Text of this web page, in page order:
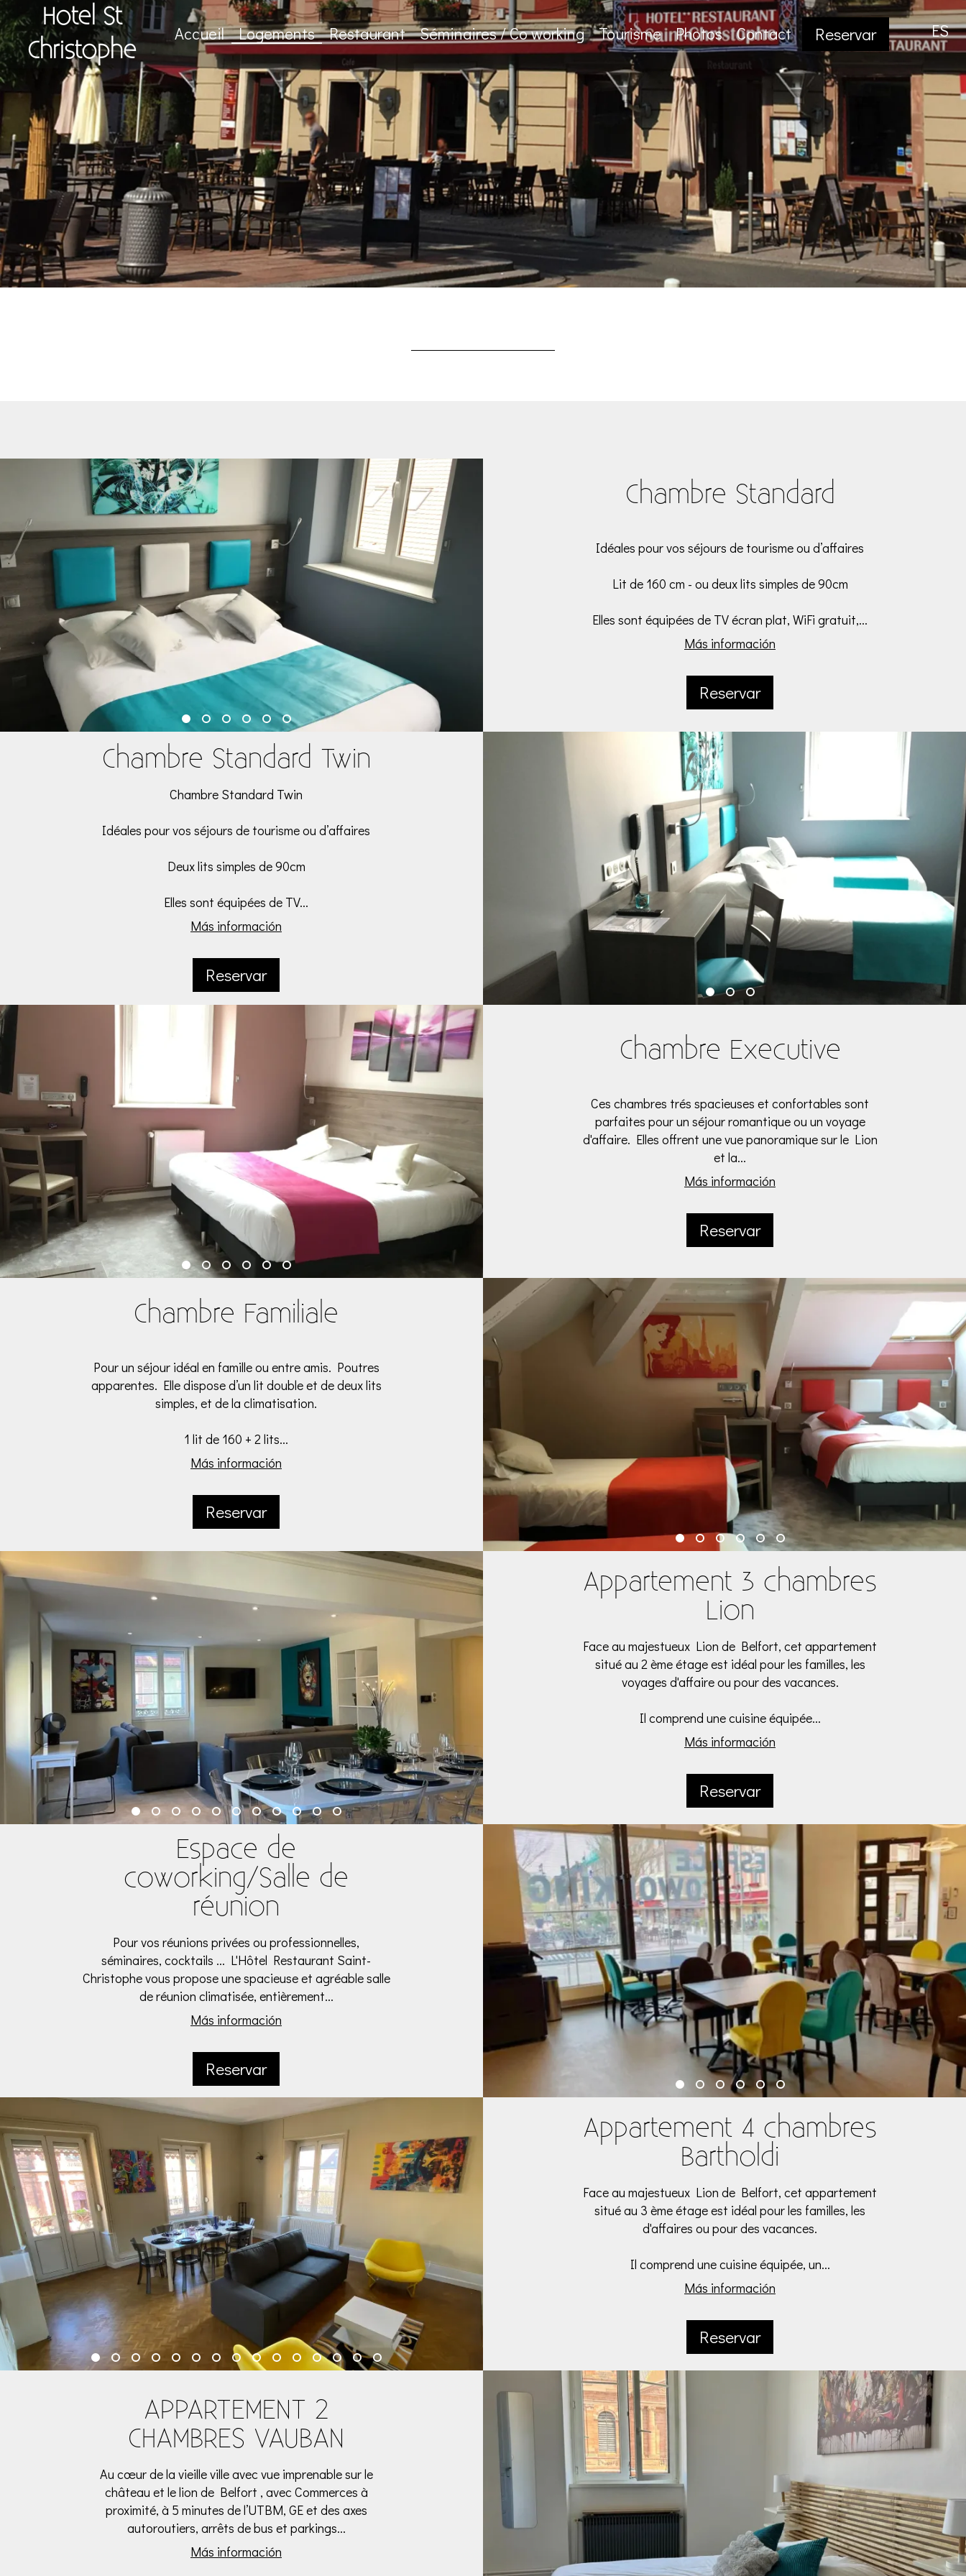
Hotel St
Christophe
Accueil Logements Restaurant Séminaires / Co working Tourisme Photos Contact Reservar ES
Chambre Standard
Idéales pour vos séjours de tourisme ou d’affaires
Lit de 160 cm - ou deux lits simples de 90cm
Elles sont équipées de TV écran plat, WiFi gratuit,...
Más información
Reservar
Chambre Standard Twin
Chambre Standard Twin
Idéales pour vos séjours de tourisme ou d’affaires
Deux lits simples de 90cm
Elles sont équipées de TV...
Más información
Reservar
Chambre Executive
Ces chambres trés spacieuses et confortables sont
parfaites pour un séjour romantique ou un voyage
d'affaire. Elles offrent une vue panoramique sur le Lion
et la...
Más información
Reservar
Chambre Familiale
Pour un séjour idéal en famille ou entre amis. Poutres
apparentes. Elle dispose d’un lit double et de deux lits
simples, et de la climatisation.
1 lit de 160 + 2 lits...
Más información
Reservar
Appartement 3 chambres
Lion
Face au majestueux Lion de Belfort, cet appartement
situé au 2 ème étage est idéal pour les familles, les
voyages d'affaire ou pour des vacances.
Il comprend une cuisine équipée...
Más información
Reservar
Espace de
coworking/Salle de
réunion
Pour vos réunions privées ou professionnelles,
séminaires, cocktails ... L'Hôtel Restaurant Saint-
Christophe vous propose une spacieuse et agréable salle
de réunion climatisée, entièrement...
Más información
Reservar
Appartement 4 chambres
Bartholdi
Face au majestueux Lion de Belfort, cet appartement
situé au 3 ème étage est idéal pour les familles, les
d'affaires ou pour des vacances.
Il comprend une cuisine équipée, un...
Más información
Reservar
APPARTEMENT 2
CHAMBRES VAUBAN
Au cœur de la vieille ville avec vue imprenable sur le
château et le lion de Belfort , avec Commerces à
proximité, à 5 minutes de l’UTBM, GE et des axes
autoroutiers, arrêts de bus et parkings...
Más información